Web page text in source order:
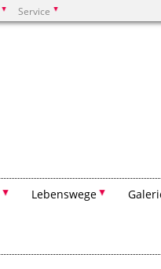
Service
Lebenswege